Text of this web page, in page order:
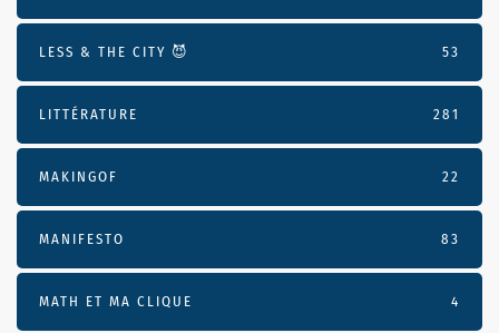
LESS & THE CITY 😈 53
LITTÉRATURE 281
MAKINGOF 22
MANIFESTO 83
MATH ET MA CLIQUE 4